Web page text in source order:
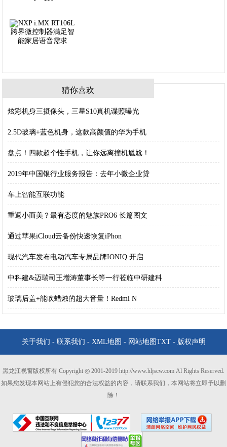
猜你喜欢
炫彩机身三摄像头，三星S10真机谍照曝光
2.5D玻璃+蓝色机身，这款高颜值的华为手机
盘点！四款超个性手机，让你远离撞机尴尬！
2019年中国银行业服务报告：去年小微企业贷
车上智能互联功能
重返小而美？最有态度的魅族PRO6 长篇图文
通过苹果iCloud云备份快速恢复iPhon
现代汽车发布电动汽车专属品牌IONIQ 开启
中科建&迈瑞司王增涛董事长等一行莅临中研建科
玻璃后盖+能吹蜡烛的超大音量！Redmi N
关于我们 - 联系我们 - XML地图 - 网站地图TXT- 版权声明
黑龙江视窗版权所有 Copyright ◎ 2001-2019 http://www.hljscw.com Al Rights Reserved.
如果您发现本网站上有侵犯您的合法权益的内容，请联系我们，本网站将立即予以删
除！